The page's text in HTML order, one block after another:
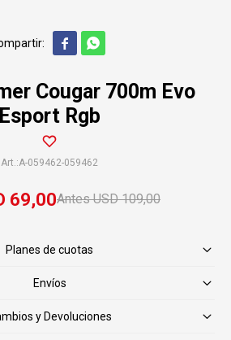
 
Cougar 700m Evo
Esport Rgb
A-059462-059462
69,00 USD 109,00
Planes de cuotas
Envíos
y Devoluciones